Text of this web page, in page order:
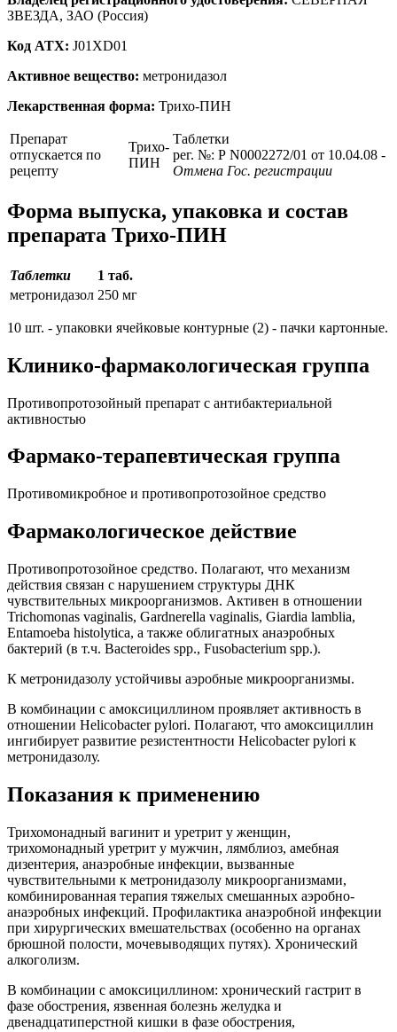
ЗВЕЗДА, ЗАО (Россия)
Код ATX: J01XD01
Активное вещество: метронидазол
Лекарственная форма: Трихо-ПИН
Препарат
отпускается по
рецепту
Трихо-
ПИН
Таблетки
рег. №: Р N0002272/01 от 10.04.08 -
Отмена Гос. регистрации
Форма выпуска, упаковка и состав
препарата Трихо-ПИН
Таблетки
1 таб.
метронидазол 250 мг
10 шт. - упаковки ячейковые контурные (2) - пачки картонные.
Клинико-фармакологическая группа
Противопротозойный препарат с антибактериальной
активностью
Фармако-терапевтическая группа
Противомикробное и противопротозойное средство
Фармакологическое действие
Противопротозойное средство. Полагают, что механизм
действия связан с нарушением структуры ДНК
чувствительных микроорганизмов. Активен в отношении
Trichomonas vaginalis, Gardnerella vaginalis, Giardia lamblia,
Entamoeba histolytica, а также облигатных анаэробных
бактерий (в т.ч. Bacteroides spp., Fusobacterium spp.).
К метронидазолу устойчивы аэробные микроорганизмы.
В комбинации с амоксициллином проявляет активность в
отношении Helicobacter pylori. Полагают, что амоксициллин
ингибирует развитие резистентности Helicobacter pylori к
метронидазолу.
Показания к применению
Трихомонадный вагинит и уретрит у женщин,
трихомонадный уретрит у мужчин, лямблиоз, амебная
дизентерия, анаэробные инфекции, вызванные
чувствительными к метронидазолу микроорганизмами,
комбинированная терапия тяжелых смешанных аэробно-
анаэробных инфекций. Профилактика анаэробной инфекции
при хирургических вмешательствах (особенно на органах
брюшной полости, мочевыводящих путях). Хронический
алкоголизм.
В комбинации с амоксициллином: хронический гастрит в
фазе обострения, язвенная болезнь желудка и
двенадцатиперстной кишки в фазе обострения,